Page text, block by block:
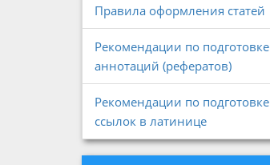
Правила оформления статей
Рекомендации по подготовке
аннотаций (рефератов)
Рекомендации по подготовке
ссылок в латинице